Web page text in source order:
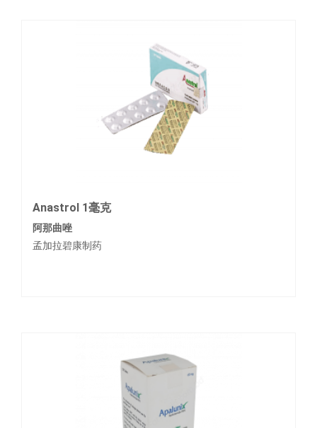
Anastrol 1毫克
阿那曲唑
孟加拉碧康制药